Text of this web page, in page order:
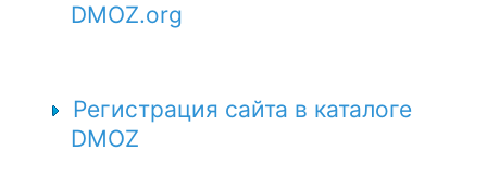
DMOZ.org
Регистрация сайта в каталоге
DMOZ